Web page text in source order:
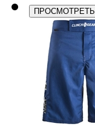
ПРОСМОТРЕТЬ